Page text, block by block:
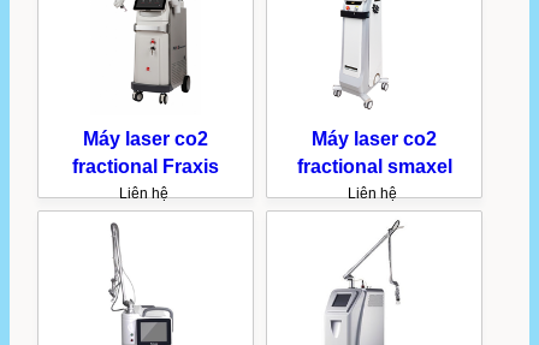
Máy laser co2
fractional Fraxis
Liên hệ
Máy laser co2
fractional smaxel
Liên hệ